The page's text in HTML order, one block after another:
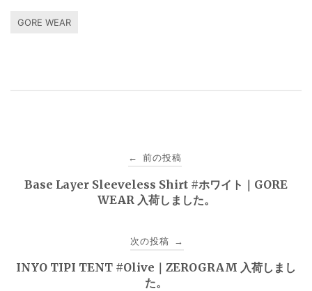
GORE WEAR
稿
ゲ
← 前の投稿
Base Layer Sleeveless Shirt #ホワイト｜GORE
WEAR 入荷しました。
次の投稿 →
INYO TIPI TENT #Olive｜ZEROGRAM 入荷しまし
た。